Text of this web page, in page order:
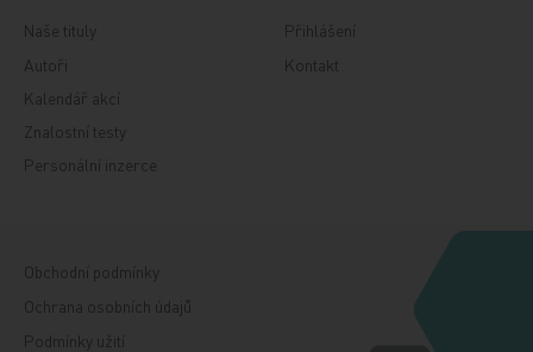
Naše tituly
Autoři
Kalendář akcí
Znalostní testy
Personální inzerce
Přihlášení
Kontakt
Obchodní podmínky
Ochrana osobních údajů
Podmínky užití